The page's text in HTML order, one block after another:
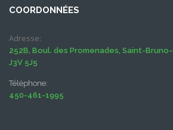
COORDONNÉES
Adresse:
252B, Boul. des Promenades, Saint-
J3V 5J5
Téléphone:
450-461-1995